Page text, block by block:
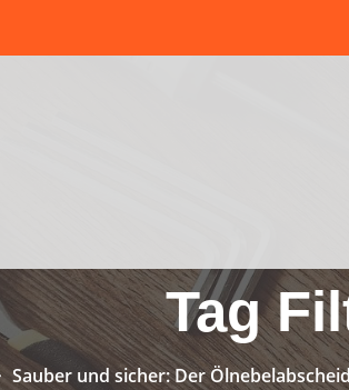
Tag
Sauber und sicher: Der